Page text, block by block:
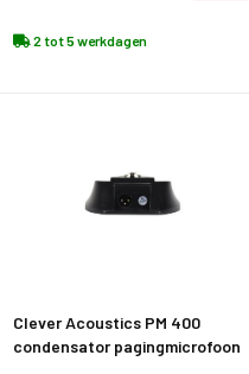
2 tot 5 werkdagen
Clever Acoustics PM 400
condensator pagingmicrofoon